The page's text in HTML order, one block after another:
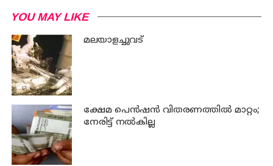
YOU MAY LIKE
മലയാളച്ചുവട്
ക്ഷേമ പെന്‍ഷന്‍ വിതരണത്തില്‍ മാറ്റം;
നേരിട്ട് നല്‍കില്ല